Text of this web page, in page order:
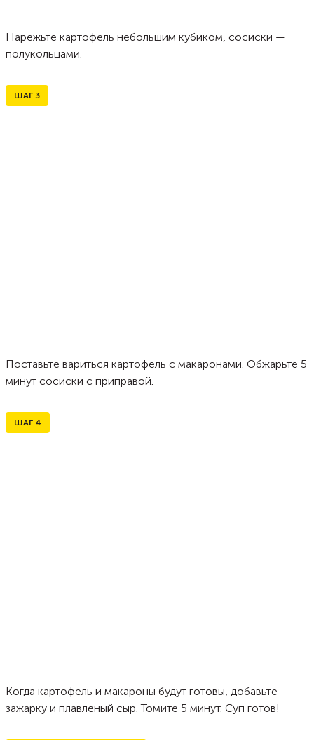
Нарежьте картофель небольшим кубиком, сосиски —
полукольцами.
ШАГ 3
Поставьте вариться картофель с макаронами. Обжарьте 5
минут сосиски с приправой.
ШАГ 4
Когда картофель и макароны будут готовы, добавьте
зажарку и плавленый сыр. Томите 5 минут. Суп готов!